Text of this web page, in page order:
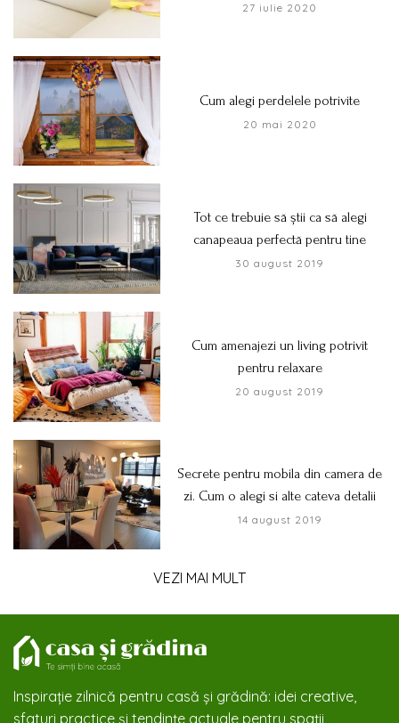
27 iulie 2020
Cum alegi perdelele potrivite
20 mai 2020
Tot ce trebuie să știi ca să alegi
canapeaua perfectă pentru tine
30 august 2019
Cum amenajezi un living potrivit
pentru relaxare
20 august 2019
Secrete pentru mobila din camera de
zi. Cum o alegi si alte cateva detalii
14 august 2019
VEZI MAI MULT
Inspirație zilnică pentru casă și grădină: idei creative,
sfaturi practice și tendințe actuale pentru spații